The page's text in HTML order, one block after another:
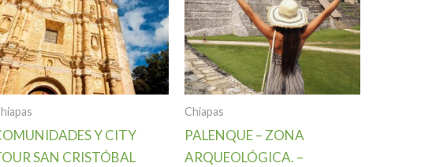
Y CITY
SAN CRISTÓBAL
Chiapas
PALENQUE – ZONA
ARQUEOLÓGICA. –